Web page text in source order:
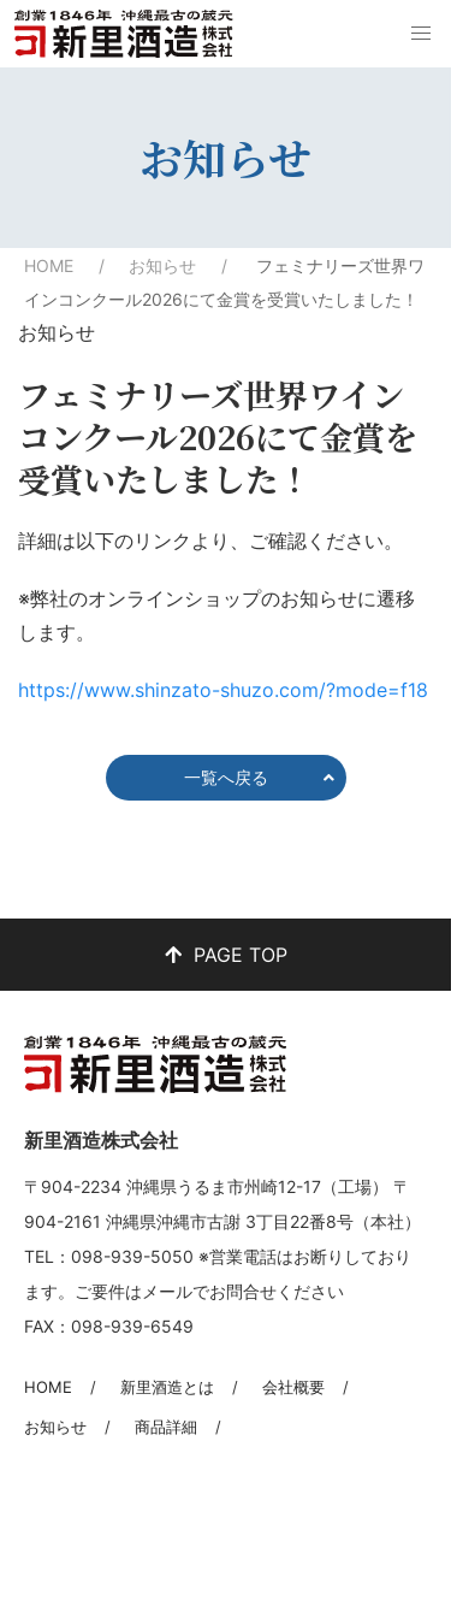
お知らせ
HOME お知らせ
フェミナリーズ世界ワ
インコンクール2026にて金賞を受賞いたしました！
お知らせ
フェミナリーズ世界ワイン
コンクール2026にて金賞を
受賞いたしました！
詳細は以下のリンクより、ご確認ください。
※弊社のオンラインショップのお知らせに遷移
します。
https://www.shinzato-shuzo.com/?mode=f18
一覧へ戻る
PAGE TOP
新里酒造株式会社
〒904-2234 沖縄県うるま市州崎12-17（工場） 〒
904-2161 沖縄県沖縄市古謝 3丁目22番8号（本社）
TEL：098-939-5050 ※営業電話はお断りしており
ます。ご要件はメールでお問合せください
FAX：098-939-6549
HOME 新里酒造とは 会社概要
お知らせ 商品詳細